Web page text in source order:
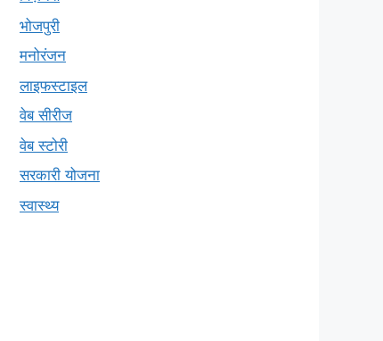
भोजपुरी
मनोरंजन
लाइफस्टाइल
वेब सीरीज
वेब स्टोरी
सरकारी योजना
स्वास्थ्य